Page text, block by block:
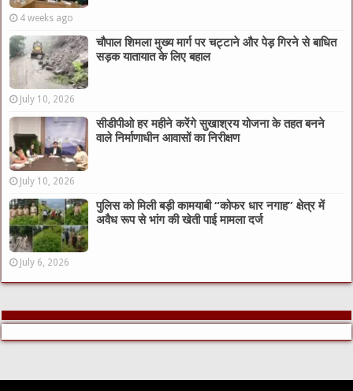
4 weeks ago
चौपाल शिमला मुख्य मार्ग पर चट्टाने और पेड़ गिरने से बाधित
सड़क यातायात के लिए बहाल
July 10, 2026
सीडीपीओ हर महीने करेंगे सुखाश्रय योजना के तहत बनने
वाले निर्माणाधीन आवासों का निरीक्षण
July 10, 2026
पुलिस को मिली बड़ी कामयाबी “कोफर धार नगाह” क्षेत्र में
अवैध रूप से भांग की खेती पाई मामला दर्ज
July 6, 2026